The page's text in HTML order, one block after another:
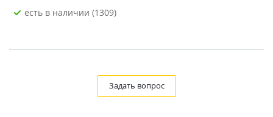
Есть в наличии (1309)
Задать вопрос